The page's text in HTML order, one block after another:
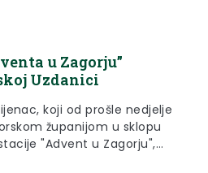
u Zagorju”
Uzdanici
koji od prošle nedjelje
županijom u sklopu
"Advent u Zagorju",